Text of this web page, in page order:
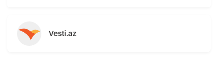
Vesti.az